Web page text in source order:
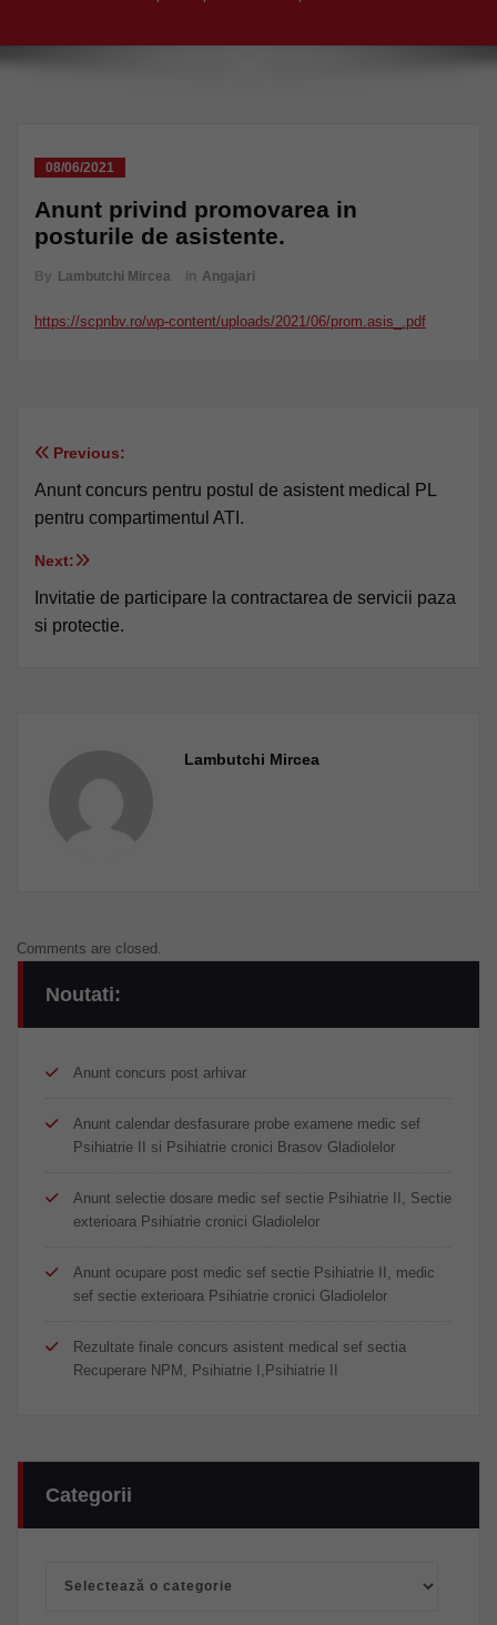
08/06/2021
Anunt privind promovarea in
posturile de asistente.
By Lambutchi Mircea in Angajari
https://scpnbv.ro/wp-content/uploads/2021/06/prom.asis_.pdf
Navigare
în
articole
Previous:
Anunt concurs pentru postul de asistent medical PL
pentru compartimentul ATI.
Next:
Invitatie de participare la contractarea de servicii paza
si protectie.
Lambutchi Mircea
Comments are closed.
Noutati:
Anunt concurs post arhivar
Anunt calendar desfasurare probe examene medic sef
Psihiatrie II si Psihiatrie cronici Brasov Gladiolelor
Anunt selectie dosare medic sef sectie Psihiatrie II, Sectie
exterioara Psihiatrie cronici Gladiolelor
Anunt ocupare post medic sef sectie Psihiatrie II, medic
sef sectie exterioara Psihiatrie cronici Gladiolelor
Rezultate finale concurs asistent medical sef sectia
Recuperare NPM, Psihiatrie I,Psihiatrie II
Categorii